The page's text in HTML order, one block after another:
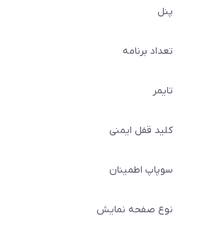
پنل
تعداد برنامه
تایمر
کلید قفل ایمنی
سوپاپ اطمینان
نوع صفحه نمایش